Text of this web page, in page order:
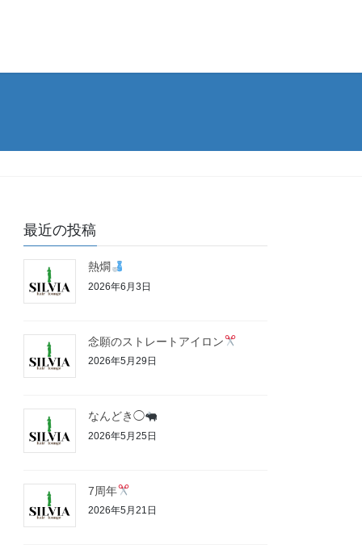
最近の投稿
熱燗
2026年6月3日
念願のストレートアイロン
2026年5月29日
なんどき◯
2026年5月25日
7周年
2026年5月21日